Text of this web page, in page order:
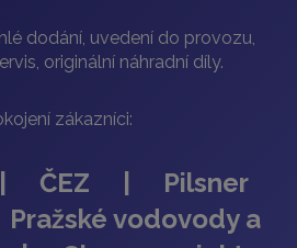
dodání, uvedení do provozu,
originální náhradní díly.
zákazníci:
ČEZ | Pilsner
vodovody a